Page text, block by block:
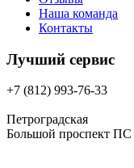
Наша команда
Контакты
Лучший сервис
+7 (812) 993-76-33
Петроградская
Большой проспект ПС